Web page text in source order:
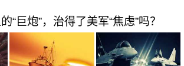
“巨炮”，治得了美军“焦虑”吗？